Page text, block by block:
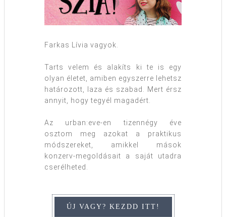
Farkas Lívia vagyok.
Tarts velem és alakíts ki te is egy
olyan életet, amiben egyszerre lehetsz
határozott, laza és szabad. Mert érsz
annyit, hogy tegyél magadért.
Az urban:eve-en tizennégy éve
osztom meg azokat a praktikus
módszereket, amikkel mások
konzerv-megoldásait a saját utadra
cserélheted.